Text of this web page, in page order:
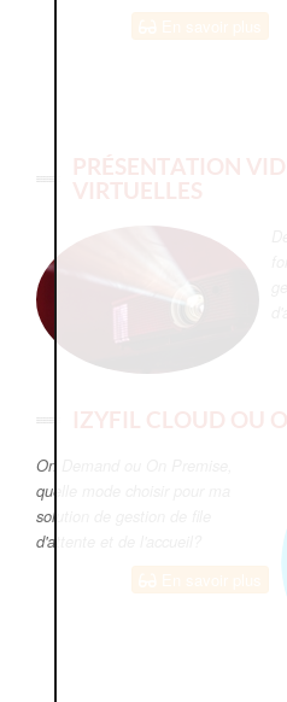
PRÉSENTATION
VIRTUELLES
IZYFIL CLOUD OU
On Demand ou On Premise,
quelle mode choisir pour ma
solution de gestion de file
d'attente et de l'accueil?